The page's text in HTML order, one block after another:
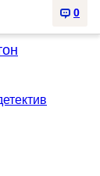
0